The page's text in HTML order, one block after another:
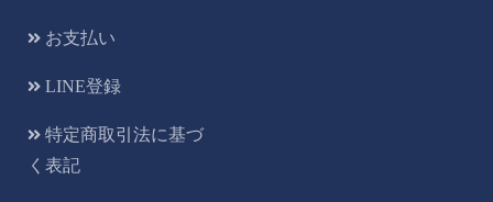
お支払い
LINE登録
特定商取引法に基づ
く表記